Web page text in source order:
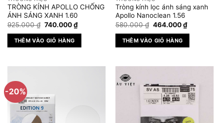
TRÒNG KÍNH APOLLO CHỐNG
ÁNH SÁNG XANH 1.60
925.000₫ Giá
là:
925.000 ₫.
740.000₫Giá
hiện
740.000 ₫.
THÊM VÀO GIỎ HÀNG
Tròng kính lọc ánh sáng xanh
Apollo Nanoclean 1.56
580.000₫ Giá
là:
580.000 ₫.
464.000₫Giá
hiện
464.000
THÊM VÀO GIỎ HÀNG
-20%